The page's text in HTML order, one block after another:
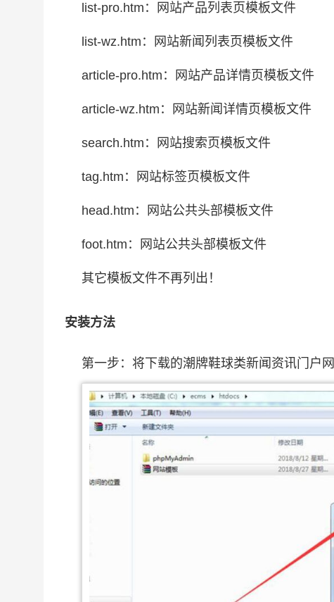
list-pro.htm：网站产品列表页模板文件
list-wz.htm：网站新闻列表页模板文件
article-pro.htm：网站产品详情页模板文件
article-wz.htm：网站新闻详情页模板文件
search.htm：网站搜索页模板文件
tag.htm：网站标签页模板文件
head.htm：网站公共头部模板文件
foot.htm：网站公共头部模板文件
其它模板文件不再列出！
安装方法
第一步：将下载的潮牌鞋球类新闻资讯门户